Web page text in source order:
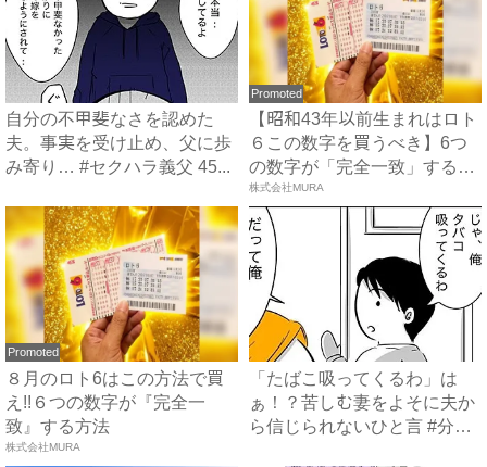
自分の不甲斐なさを認めた
夫。事実を受け止め、父に歩
み寄り… #セクハラ義父 45...
Promoted
【昭和43年以前生まれはロト
６この数字を買うべき】6つ
の数字が「完全一致」する
方...
株式会社MURA
Promoted
８月のロト6はこの方法で買
え!!６つの数字が『完全一
致』する方法
株式会社MURA
「たばこ吸ってくるわ」は
ぁ！？苦しむ妻をよそに夫か
ら信じられないひと言 #分娩